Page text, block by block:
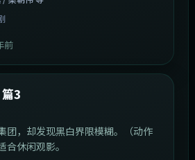
前
3
团，却发现黑白界限模糊。（动作
合休闲观影。